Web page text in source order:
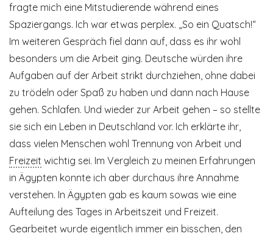
fragte mich eine Mitstudierende während eines
Spaziergangs. Ich war etwas perplex. „So ein Quatsch!“
Im weiteren Gespräch fiel dann auf, dass es ihr wohl
besonders um die Arbeit ging. Deutsche würden ihre
Aufgaben auf der Arbeit strikt durchziehen, ohne dabei
zu trödeln oder Spaß zu haben und dann nach Hause
gehen. Schlafen. Und wieder zur Arbeit gehen – so stellte
sie sich ein Leben in Deutschland vor. Ich erklärte ihr,
dass vielen Menschen wohl Trennung von Arbeit und
Freizeit wichtig sei. Im Vergleich zu meinen Erfahrungen
in Ägypten konnte ich aber durchaus ihre Annahme
verstehen. In Ägypten gab es kaum sowas wie eine
Aufteilung des Tages in Arbeitszeit und Freizeit.
Gearbeitet wurde eigentlich immer ein bisschen, den